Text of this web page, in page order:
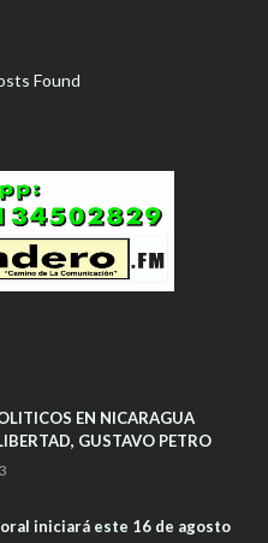
Found
EN NICARAGUA
GUSTAVO PETRO
iniciará este 16 de agosto